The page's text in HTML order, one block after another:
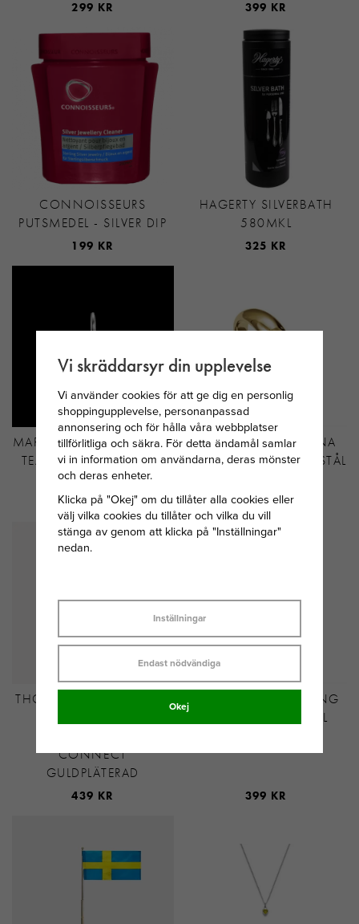
299 KR 399 KR
CONNOISSEURS
PUTSMEDEL - SILVER DIP
199 KR
HAGERTY SILVERBATH
580MKL
325 KR
MARIA NILSDOTTER PEARL
TEAR ÖRHÄNGE SILVER
MED PÄRLA
1 995 KR
ASTRID&AGNES ALINA
RING GULDPLÄTERAT STÅL
449 KR
THOMAS SABO CHARM-
CONNECT
GULDPLÄTERAD
439 KR
AROCK BENZON RING
GULDPLÄTERAT STÅL
399 KR
Vi skräddarsyr din upplevelse
Vi använder cookies för att ge dig en personlig
shoppingupplevelse, personanpassad
annonsering och för hålla våra webbplatser
tillförlitliga och säkra. För detta ändamål samlar
vi in information om användarna, deras mönster
och deras enheter.
Klicka på "Okej" om du tillåter alla cookies eller
välj vilka cookies du tillåter och vilka du vill
stänga av genom att klicka på "Inställningar"
nedan.
Inställningar
Endast nödvändiga
Okej